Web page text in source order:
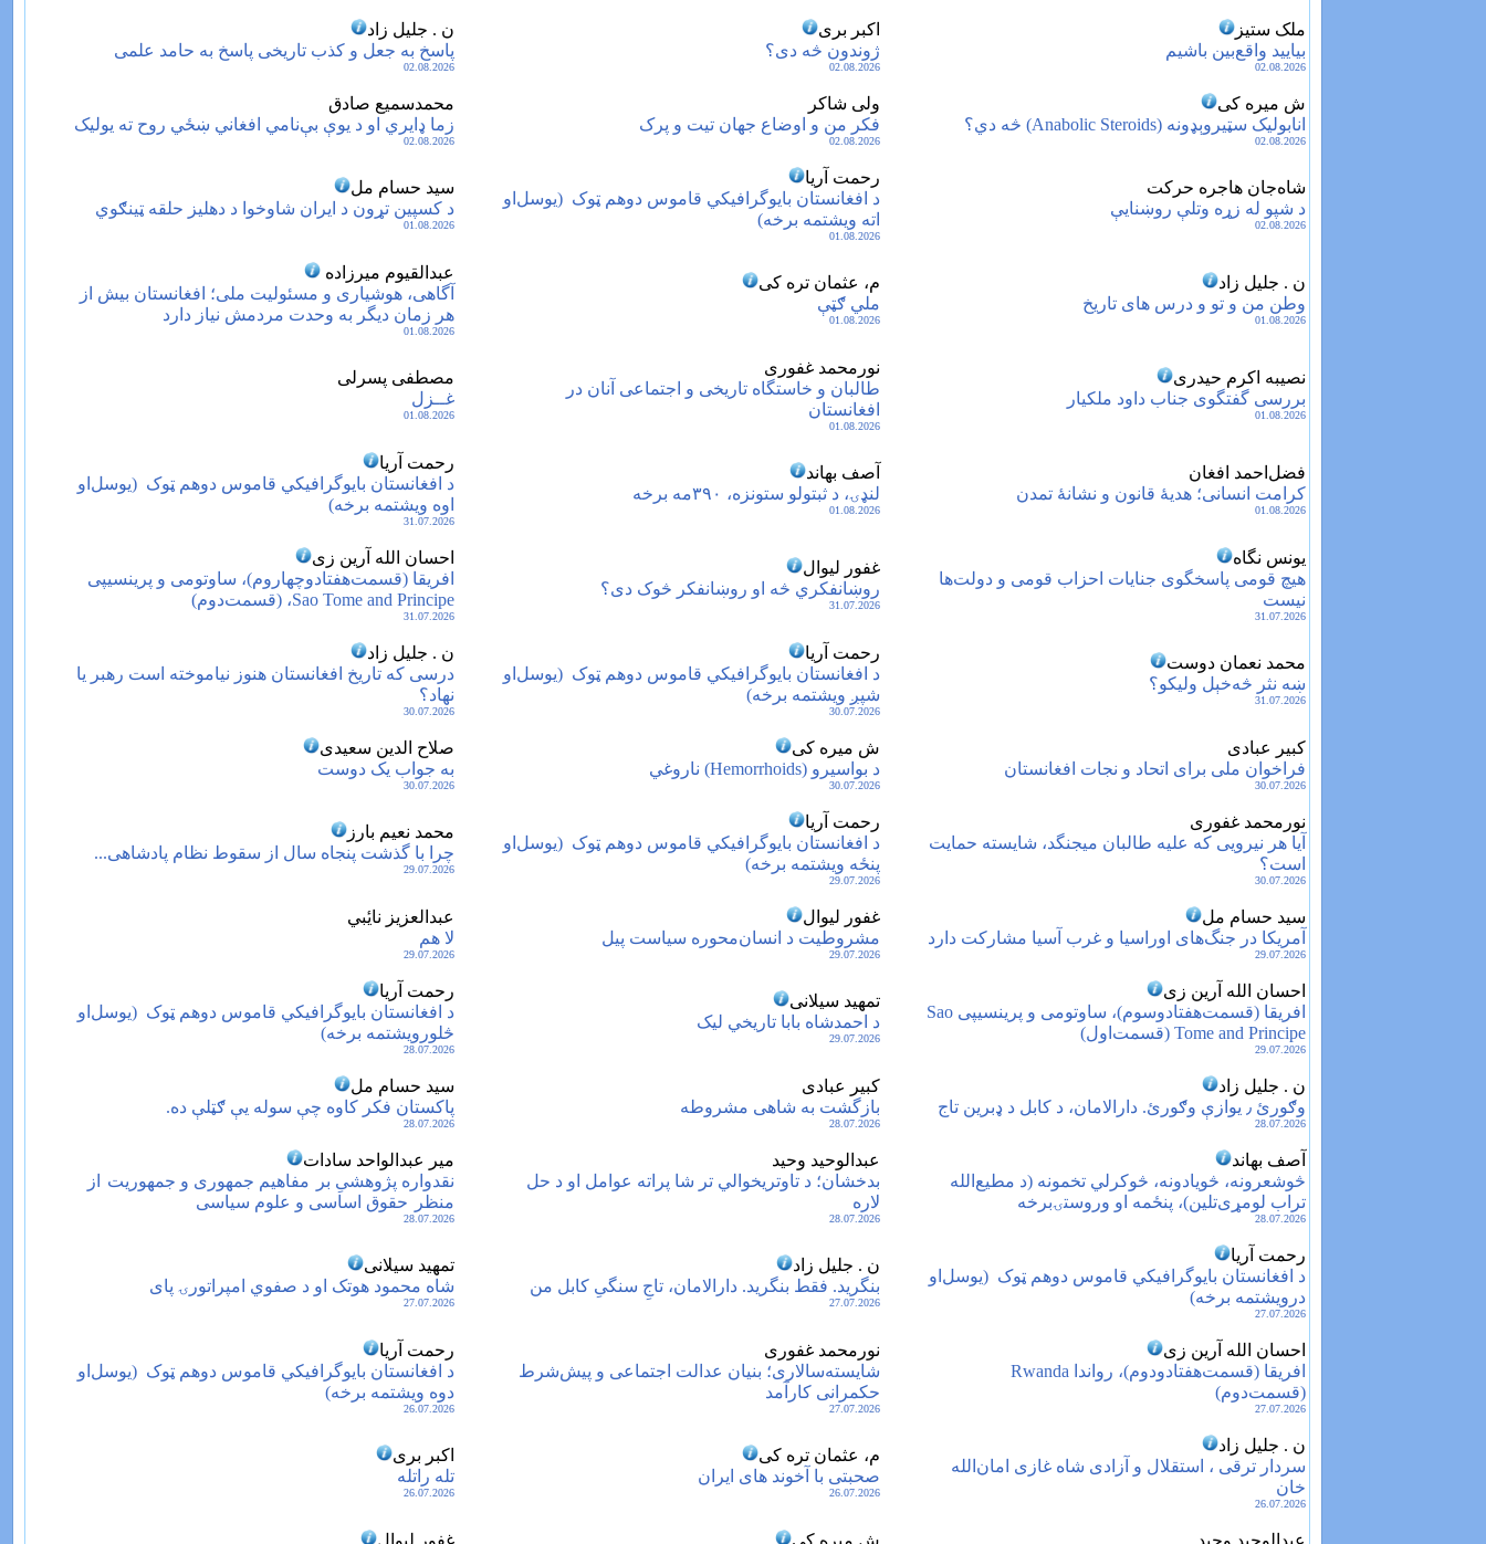
ملک ستیز
بیایید واقع‌بین باشیم
02.08.2026
اکبر بری
ژوندون څه دی؟
02.08.2026
ن . جلیل زاد
پاسخ به جعل و کذب تاریخی پاسخ به حامد علمی
02.08.2026
ش میره کی
انابولیک سټیروېډونه (Anabolic Steroids) څه دي؟
02.08.2026
ولی شاکر
فکر من و اوضاع جهان تیت و پرک
02.08.2026
محمدسمیع صادق
زما ډایري او د يوې بې‌‌نامي افغاني ښځي روح ته يولیک
02.08.2026
شاه‌جان هاجره حرکت
د شپو له زړه وتلې روښنایې
02.08.2026
رحمت آریا
د افغانستان بایوگرافیکي قاموس دوهم ټوک ‏‏ (یوسل‌او
اته ویشتمه برخه)
01.08.2026
سید حسام مل
د کسپین تړون د ایران شاوخوا د دهلیز حلقه ټینګوي
01.08.2026
ن . جلیل زاد
وطن من و تو و درس‌ های تاریخ
01.08.2026
م، عثمان تره کی
ملي ګټې
01.08.2026
عبدالقیوم میرزاده
آگاهی، هوشیاری و مسئولیت ملی؛ افغانستان بیش از
هر زمان دیگر به وحدت مردمش نیاز دارد
01.08.2026
نصیبه اکرم حیدری
بررسی گفتگوی جناب داود ملکیار
01.08.2026
نورمحمد غفوری
طالبان و خاستگاه تاریخی و اجتماعی آنان در
افغانستان
01.08.2026
مصطفی پسرلی
غــزل
01.08.2026
فضل‌احمد افغان
کرامت انسانی؛ هدیهٔ قانون و نشانهٔ تمدن
01.08.2026
آصف بهاند
لنډۍ، د ثبتولو ستونزه، ۳۹۰مه برخه
01.08.2026
رحمت آریا
د افغانستان بایوگرافیکي قاموس دوهم ټوک ‏‏ (یوسل‌او
اوه ویشتمه برخه)
31.07.2026
یونس نگاه
هیچ قومی پاسخگوی جنایات احزاب قومی و دولت‌ها
نیست
31.07.2026
غفور لیوال
روښانفکري څه او روښانفکر څوک دی؟
31.07.2026
احسان الله آرین زی
افریقا (قسمت‌هفتادوچهاروم)، ساوتومی و پرینسیپی
Sao Tome and Principe، (قسمت‌دوم)
31.07.2026
محمد نعمان دوست
ښه نثر څه‌خېل ولیکو؟
31.07.2026
رحمت آریا
د افغانستان بایوگرافیکي قاموس دوهم ټوک ‏‏ (یوسل‌او
شپږ ویشتمه برخه)
30.07.2026
ن . جلیل زاد
درسی که تاریخ افغانستان هنوز نیاموخته است رهبر یا
نهاد؟
30.07.2026
کبیر عبادی
فراخوان ملی برای اتحاد و نجات افغانستان
30.07.2026
ش میره کی
د بواسيرو (Hemorrhoids) ناروغي
30.07.2026
صلاح الدین سعیدی
به جواب یک دوست
30.07.2026
نورمحمد غفوری
آیا هر نیرویی که علیه طالبان میجنگد، شایسته حمایت
است؟
30.07.2026
رحمت آریا
د افغانستان بایوگرافیکي قاموس دوهم ټوک ‏‏ (یوسل‌او
پنځه ویشتمه برخه)
29.07.2026
محمد نعیم بارز
چرا با گذشت پنجاه سال از سقوط نظام پادشاهی...
29.07.2026
سید حسام مل
آمریکا در جنگ‌های اوراسیا و غرب ‎آسیا مشارکت دارد
29.07.2026
غفور لیوال
مشروطیت د انسان‌محوره سیاست پیل
29.07.2026
عبدالعزیز نایٔبي
لا هم
29.07.2026
احسان الله آرین زی
افریقا (قسمت‌هفتادوسوم)، ساوتومی و پرینسیپی Sao
Tome and Principe (قسمت‌اول)
29.07.2026
تمهید سیلانی
د احمدشاه بابا تاریخي لیک
29.07.2026
رحمت آریا
د افغانستان بایوگرافیکي قاموس دوهم ټوک ‏‏ (یوسل‌او
څلورویشتمه برخه)
28.07.2026
ن . جلیل زاد
وګورئ ٫ یوازې وګورئ. دارالامان، د کابل د ډبرین تاج
28.07.2026
کبیر عبادی
بازگشت به شاهی مشروطه
28.07.2026
سید حسام مل
پاکستان فکر کاوه چې سوله یې ګټلې ده.
28.07.2026
آصف بهاند
څوشعرونه، څویادونه، څوکرلي تخمونه (د مطیع‌الله
تراب لومړی‌تلین)، پنځمه‌ او وروستۍ‌برخه
28.07.2026
عبدالوحید وحيد
بدخشان؛ د تاوتريخوالي تر شا پراته عوامل او د حل
لاره
28.07.2026
میر عبدالواحد سادات
نقدواره پژوهشیِ بر مفاهیم جمهوری و جمهوریت از
منظر حقوق اساسی و علوم سیاسی
28.07.2026
رحمت آریا
د افغانستان بایوگرافیکي قاموس دوهم ټوک ‏‏ (یوسل‌او
درویشتمه برخه)
27.07.2026
ن . جلیل زاد
بنگرید. فقط بنگرید. دارالامان، تاجِ سنگیِ کابل من
27.07.2026
تمهید سیلانی
شاه محمود هوتک او د صفوي امپراتورۍ پای
27.07.2026
احسان الله آرین زی
افریقا (قسمت‌هفتادودوم)، رواندا Rwanda
(قسمت‌دوم)
27.07.2026
نورمحمد غفوری
شایسته‌سالاری؛ بنیان عدالت اجتماعی و پیش‌شرط
حکمرانی کارآمد
27.07.2026
رحمت آریا
د افغانستان بایوگرافیکي قاموس دوهم ټوک ‏‏ (یوسل‌او
دوه ویشتمه برخه)
26.07.2026
ن . جلیل زاد
سردار ترقی ، استقلال و آزادی شاه غازی امان‌الله
خان
26.07.2026
م، عثمان تره کی
صحبتی با آخوند های ایران
26.07.2026
اکبر بری
تله راتله
26.07.2026
عبدالوحيد وحيد ش میره کی غفور لیوال